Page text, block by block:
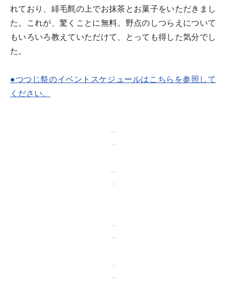
れており、緋毛氈の上でお抹茶とお菓子をいただきまし
た。これが、驚くことに無料。野点のしつらえについて
もいろいろ教えていただけて、とっても得した気分でし
た。
●つつじ祭のイベントスケジュールはこちらを参照して
ください。